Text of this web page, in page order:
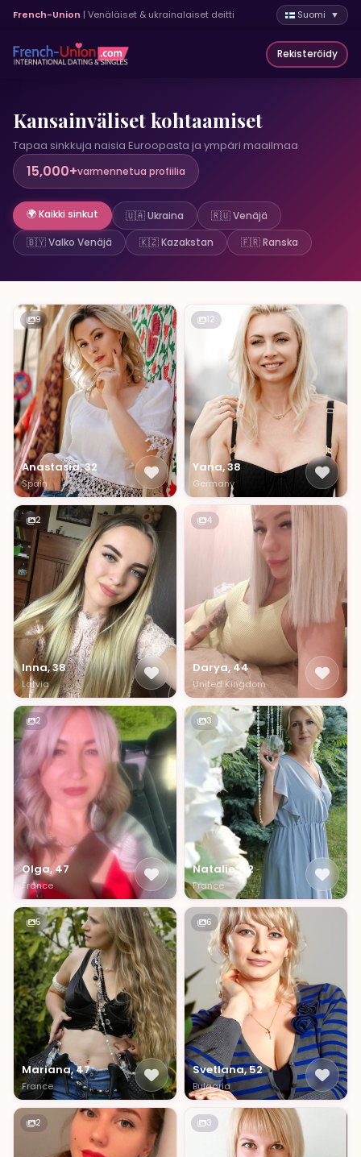
French-Union | Venäläiset & ukrainalaiset deitti Suomi ▼
Rekisteröidy
Kansainväliset kohtaamiset
Tapaa sinkkuja naisia Euroopasta ja ympäri maailmaa
15,000+varmennetua profiilia
🌍 Kaikki sinkut 🇺🇦 Ukraina
🇷🇺 Venäjä
🇧🇾 Valko Venäjä
🇰🇿 Kazakstan 🇫🇷 Ranska
9
Anastasia, 32
Spain
12
Yana, 38
Germany
2
Inna, 38
Latvia
4
Darya, 44
United Kingdom
2
Olga, 47
France
3
Natalie, 42
France
5
Mariana, 47
France
6
Svetlana, 52
Bulgaria
2 3